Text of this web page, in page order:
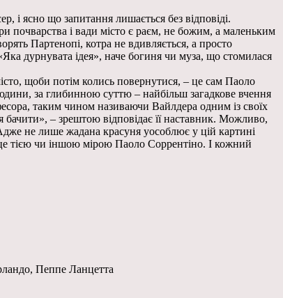
ясно що запитання лишається без відповіді.
почварства і вади місто є раєм, не божим, а маленьким
Партенопі, котра не вдивляється, а просто
дурнувата ідея», наче богиня чи муза, що стомилася
щоби потім колись повернутися, – це сам Паоло
за глибинною суттю – найбільш загадкове вчення
таким чином називаючи Вайлдера одним із своїх
– зрештою відповідає її наставник. Можливо,
не лише жадана красуня уособлює у цій картині
тією чи іншою мірою Паоло Соррентіно. І кожний
Пеппе Ланцетта